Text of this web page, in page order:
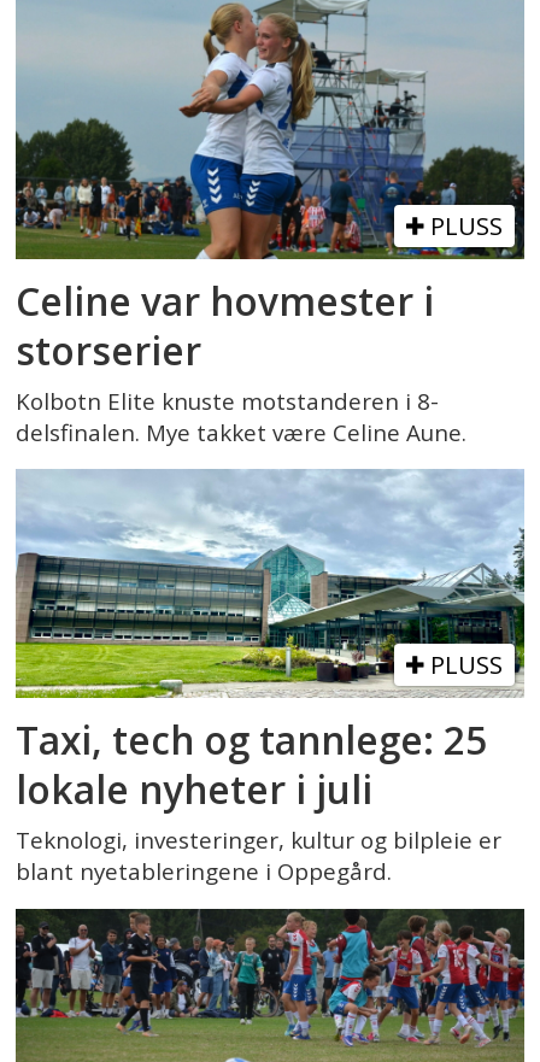
PLUSS
Celine var hovmester i
storserier
Kolbotn Elite knuste motstanderen i 8-
delsfinalen. Mye takket være Celine Aune.
PLUSS
Taxi, tech og tannlege: 25
lokale nyheter i juli
Teknologi, investeringer, kultur og bilpleie er
blant nyetableringene i Oppegård.